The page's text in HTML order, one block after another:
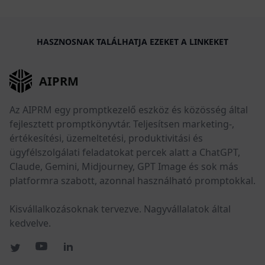
HASZNOSNAK TALÁLHATJA EZEKET A LINKEKET
AIPRM
Az AIPRM egy promptkezelő eszköz és közösség által
fejlesztett promptkönyvtár. Teljesítsen marketing-,
értékesítési, üzemeltetési, produktivitási és
ügyfélszolgálati feladatokat percek alatt a ChatGPT,
Claude, Gemini, Midjourney, GPT Image és sok más
platformra szabott, azonnal használható promptokkal.
Kisvállalkozásoknak tervezve. Nagyvállalatok által
kedvelve.